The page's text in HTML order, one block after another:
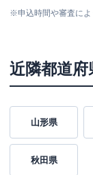
※申込時間や審査によ
近隣都道府
山形県
秋田県